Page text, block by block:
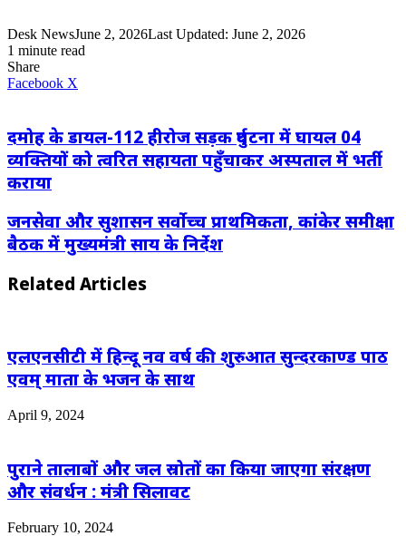
Desk NewsJune 2, 2026Last Updated: June 2, 2026
1 minute read
Share
Facebook X
दमोह के डायल-112 हीरोज सड़क दुर्घटना में घायल 04
व्यक्तियों को त्वरित सहायता पहुँचाकर अस्पताल में भर्ती
कराया
जनसेवा और सुशासन सर्वोच्च प्राथमिकता, कांकेर समीक्षा
बैठक में मुख्यमंत्री साय के निर्देश
Related Articles
एलएनसीटी में हिन्दू नव वर्ष की शुरुआत सुन्दरकाण्ड पाठ
एवम् माता के भजन के साथ
April 9, 2024
पुराने तालाबों और जल स्रोतों का किया जाएगा संरक्षण
और संवर्धन : मंत्री सिलावट
February 10, 2024